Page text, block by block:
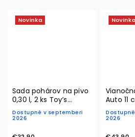
Novinka
Sada pohárov na pivo
0,30 l, 2 ks Toy’s
Delight– Villeroy &
Boch
Dostupné v septemberi
2026
Novinka
Auto 11
& Boch
2026